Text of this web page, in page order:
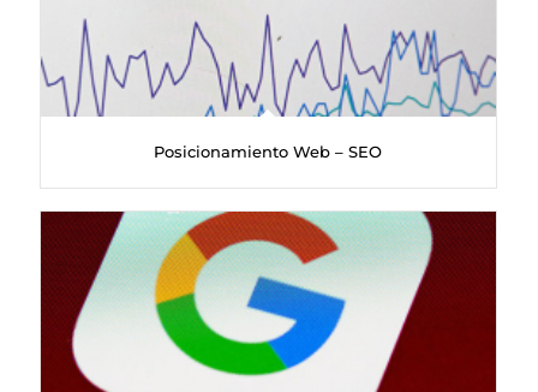
Posicionamiento Web – SEO